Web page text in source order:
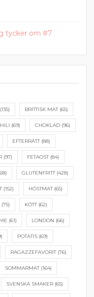
tycker om #7
BRITTISK MAT(65)
(69) CHOKLAD (96)
EFTERRÄTT(88)
(97) FETAOST(84)
GLUTENFRITT(428)
(152) HÖSTMAT(65)
(75) KÖTT(62)
(61) LONDON (66)
POTATIS(69)
RAGAZZEFAVORIT(76)
SOMMARMAT(164)
SVENSKA SMAKER(65)